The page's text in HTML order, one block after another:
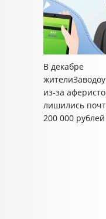
В декабре
из-за
лишились
200 000 рублей